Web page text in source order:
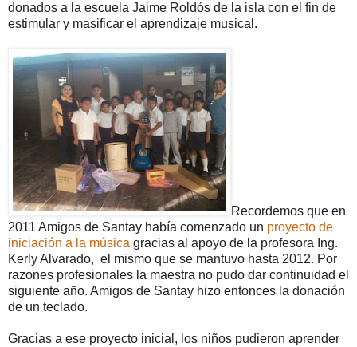
donados a la escuela Jaime Roldós de la isla con el fin de
estimular y masificar el aprendizaje musical.
Recordemos que en
2011 Amigos de Santay había comenzado un proyecto de
iniciación a la música gracias al apoyo de la profesora Ing.
Kerly Alvarado, el mismo que se mantuvo hasta 2012. Por
razones profesionales la maestra no pudo dar continuidad el
siguiente año. Amigos de Santay hizo entonces la donación
de un teclado.
Gracias a ese proyecto inicial, los niños pudieron aprender